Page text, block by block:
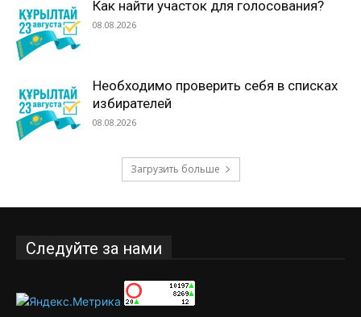
Как найти участок для голосования?
08.08.2026
Необходимо проверить себя в списках
избирателей
08.08.2026
Загрузить больше
Следуйте за нами